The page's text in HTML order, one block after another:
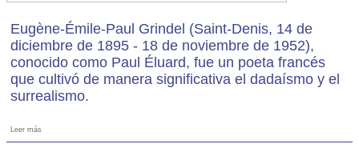
Eugène-Émile-Paul Grindel (Saint-Denis, 14 de
diciembre de 1895 - 18 de noviembre de 1952),
conocido como Paul Éluard, fue un poeta francés
que cultivó de manera significativa el dadaísmo y el
surrealismo.
Leer más